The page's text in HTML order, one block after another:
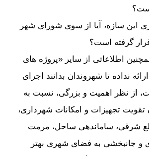
این سازه، آیا از سوی شورای شهر
گرفته است؟
اطلاعاتی از سایر «پروژه های
نداده تا شهروندان بدانند اجرای
از نظر اهمیت و بزرگی، نسبت به
تقویت تجهیزات و امکانات شهرداری،
شرقی، ساماندهی ساحل، مرمت
و جانبخشی به فضای شهری بهتر